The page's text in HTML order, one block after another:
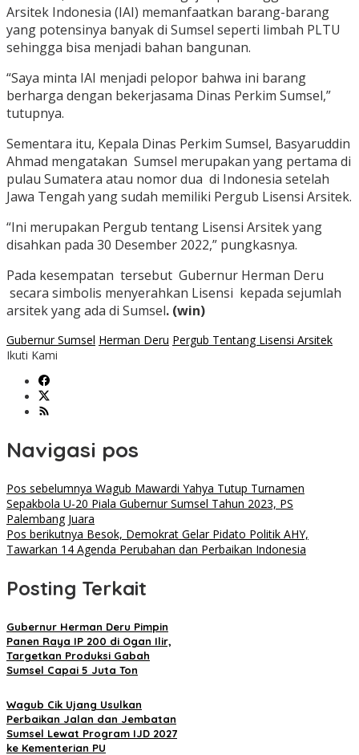
Arsitek Indonesia (IAI) memanfaatkan barang-barang
yang potensinya banyak di Sumsel seperti limbah PLTU
sehingga bisa menjadi bahan bangunan.
“Saya minta IAI menjadi pelopor bahwa ini barang
berharga dengan bekerjasama Dinas Perkim Sumsel,”
tutupnya.
Sementara itu, Kepala Dinas Perkim Sumsel, Basyaruddin
Ahmad mengatakan Sumsel merupakan yang pertama di
pulau Sumatera atau nomor dua di Indonesia setelah
Jawa Tengah yang sudah memiliki Pergub Lisensi Arsitek.
“Ini merupakan Pergub tentang Lisensi Arsitek yang
disahkan pada 30 Desember 2022,” pungkasnya.
Pada kesempatan tersebut Gubernur Herman Deru
secara simbolis menyerahkan Lisensi kepada sejumlah
arsitek yang ada di Sumsel. (win)
Gubernur Sumsel Herman Deru Pergub Tentang Lisensi Arsitek
Ikuti Kami
Navigasi pos
Pos sebelumnya Wagub Mawardi Yahya Tutup Turnamen
Sepakbola U-20 Piala Gubernur Sumsel Tahun 2023, PS
Palembang Juara
Pos berikutnya Besok, Demokrat Gelar Pidato Politik AHY,
Tawarkan 14 Agenda Perubahan dan Perbaikan Indonesia
Posting Terkait
Gubernur Herman Deru Pimpin
Panen Raya IP 200 di Ogan Ilir,
Targetkan Produksi Gabah
Sumsel Capai 5 Juta Ton
Wagub Cik Ujang Usulkan
Perbaikan Jalan dan Jembatan
Sumsel Lewat Program IJD 2027
ke Kementerian PU